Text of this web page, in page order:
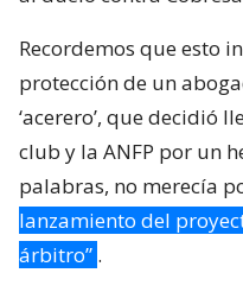
Recordemos que esto
protección de un
‘acerero’, que decidió
club y la ANFP por un
palabras, no merecía
lanzamiento del
árbitro” .